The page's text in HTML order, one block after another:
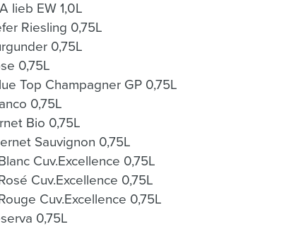
lieb EW 1,0L
Riesling 0,75L
0,75L
0,75L
Top Champagner GP 0,75L
0,75L
Bio 0,75L
WW.MAN Vintners Cabernet Sauvignon 0,75L
Cuv.Excellence 0,75L
Cuv.Excellence 0,75L
Cuv.Excellence 0,75L
de Ley Reserva 0,75L